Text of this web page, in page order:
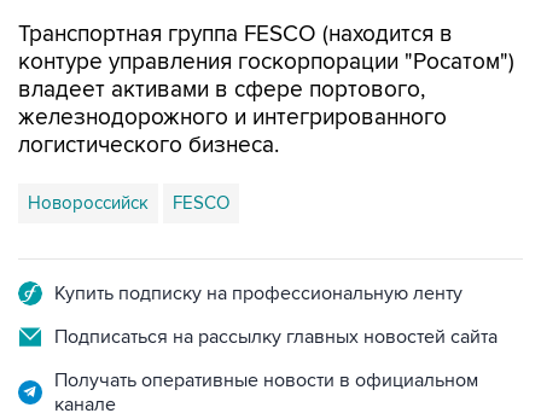
Транспортная группа FESCO (находится в
контуре управления госкорпорации "Росатом")
владеет активами в сфере портового,
железнодорожного и интегрированного
логистического бизнеса.
Новороссийск FESCO
Купить подписку на профессиональную ленту
Подписаться на рассылку главных новостей сайта
Получать оперативные новости в официальном
канале